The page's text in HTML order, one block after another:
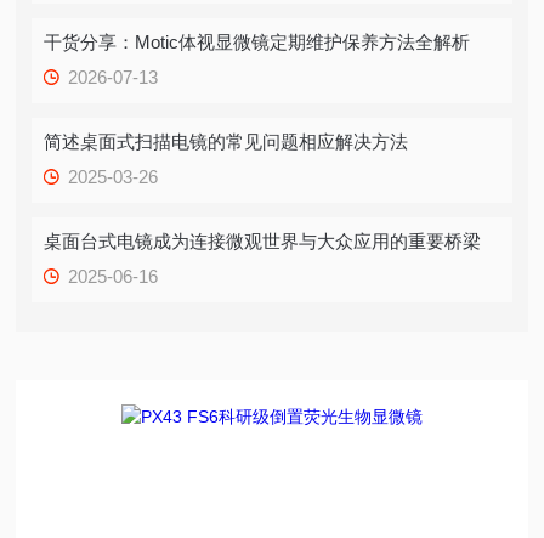
干货分享：Motic体视显微镜定期维护保养方法全解析
2026-07-13
简述桌面式扫描电镜的常见问题相应解决方法
2025-03-26
桌面台式电镜成为连接微观世界与大众应用的重要桥梁
2025-06-16